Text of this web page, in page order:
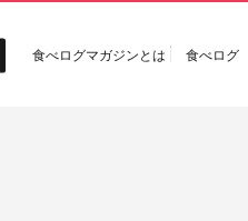
食べログマガジンとは 食べログ